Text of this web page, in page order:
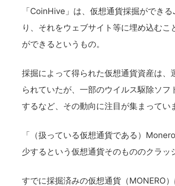
「CoinHive」は、仮想通貨採掘ができ
り、それをウェブサイト等に埋め込む
ができるというもの。
採掘によって得られた仮想通貨資産は、
られていたが、一部のウイルス駆除ソ
するなど、その動向に注目が集まってい
「（扱っている仮想通貨である）
少するという仮想通貨そのもののクラッ
すでに採掘済みの仮想通貨（MONERO